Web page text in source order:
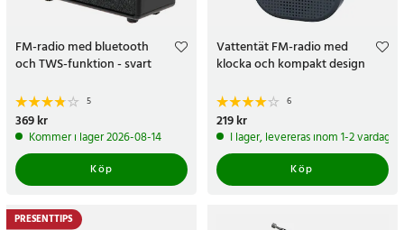
FM-radio med bluetooth
och TWS-funktion - svart
5
Pris:369 kr
369 kr
Kommer i lager 2026-08-14
Köp
Vattentät FM-radio med
klocka och kompakt design
6
Pris:219 kr
219 kr
I lager, levereras inom 1-2 vardagar
Köp
PRESENTTIPS